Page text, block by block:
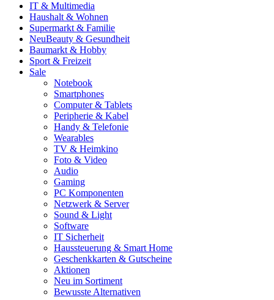
IT & Multimedia
Haushalt & Wohnen
Supermarkt & Familie
NeuBeauty & Gesundheit
Baumarkt & Hobby
Sport & Freizeit
Sale
Notebook
Smartphones
Computer & Tablets
Peripherie & Kabel
Handy & Telefonie
Wearables
TV & Heimkino
Foto & Video
Audio
Gaming
PC Komponenten
Netzwerk & Server
Sound & Light
Software
IT Sicherheit
Haussteuerung & Smart Home
Geschenkkarten & Gutscheine
Aktionen
Neu im Sortiment
Bewusste Alternativen